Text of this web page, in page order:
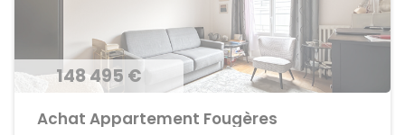
148 495 €
Achat Appartement Fougères